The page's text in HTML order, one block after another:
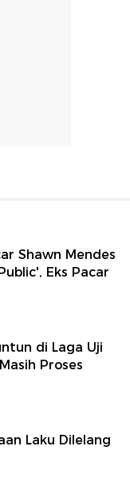
Shawn Mendes
Eks Pacar
di Laga Uji
Proses
Laku Dilelang